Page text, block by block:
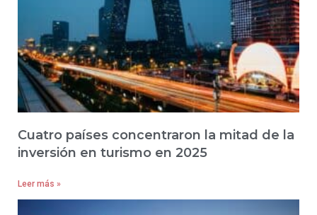
Cuatro países concentraron la mitad de la
inversión en turismo en 2025
Leer más »